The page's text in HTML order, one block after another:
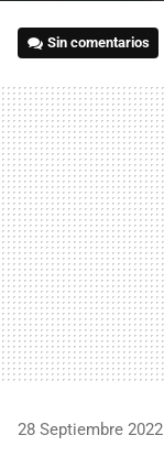
Sin comentarios
28 Septiembre 2022